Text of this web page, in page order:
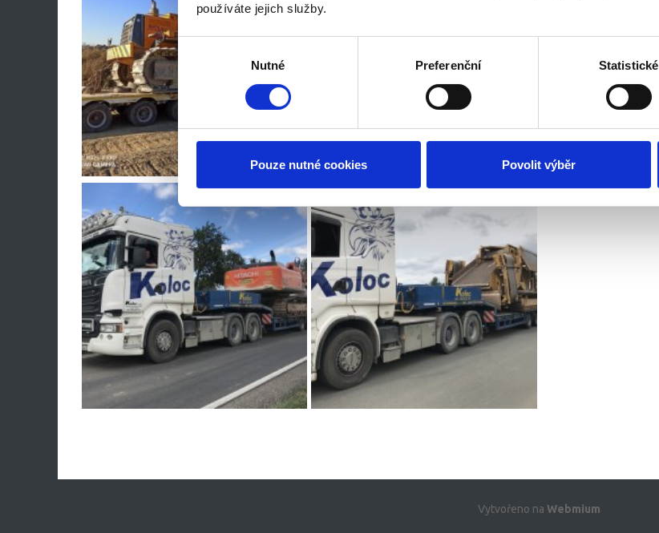
používáte jejich služby.
Výběr
souhlasu
Nutné Preferenční Statistické
Pouze nutné cookies Povolit výběr
Vytvořeno na Webmium